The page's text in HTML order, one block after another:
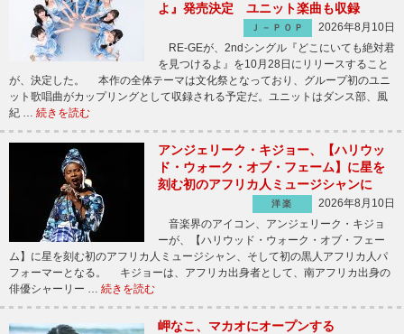
よ』発売決定 ユニット楽曲も収録
Ｊ－ＰＯＰ
2026年8月10日
RE-GEが、2ndシングル『どこにいても絶対君
を見つけるよ』を10月28日にリリースすること
が、決定した。 本作の全体テーマは文化祭となっており、グループ初のユニ
ット歌唱曲がカップリングとして収録される予定だ。ユニットはダンス部、風
紀 … 続きを読む
アンジェリーク・キジョー、【ハリウッ
ド・ウォーク・オブ・フェーム】に星を
刻む初のアフリカ人ミュージシャンに
洋楽
2026年8月10日
音楽界のアイコン、アンジェリーク・キジョ
ーが、【ハリウッド・ウォーク・オブ・フェー
ム】に星を刻む初のアフリカ人ミュージシャン、そして初の黒人アフリカ人パ
フォーマーとなる。 キジョーは、アフリカ出身者として、南アフリカ出身の
俳優シャーリー … 続きを読む
岬なこ、マカオにオープンする